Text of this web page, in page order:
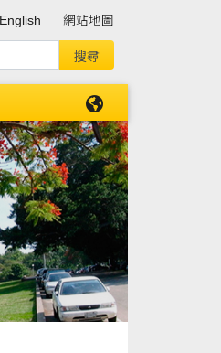
English 網站地圖